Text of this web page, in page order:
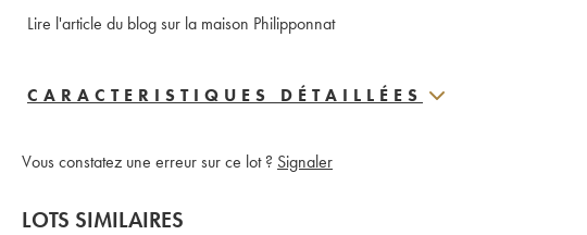
Lire l'article du blog sur la maison Philipponnat
CARACTERISTIQUES DÉTAILLÉES
Vous constatez une erreur sur ce lot ? Signaler
LOTS SIMILAIRES